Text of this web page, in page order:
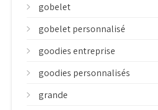
gobelet
gobelet personnalisé
goodies entreprise
goodies personnalisés
grande